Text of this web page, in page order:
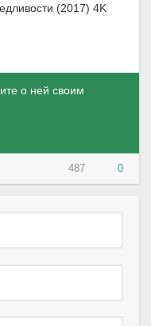
(2017) 4K
о ней своим
487 0